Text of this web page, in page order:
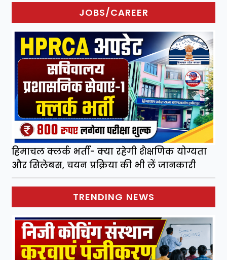
JOBS/CAREER
हिमाचल क्लर्क भर्ती- क्या रहेगी शैक्षणिक योग्यता
और सिलेबस, चयन प्रक्रिया की भी लें जानकारी
TRENDING NEWS